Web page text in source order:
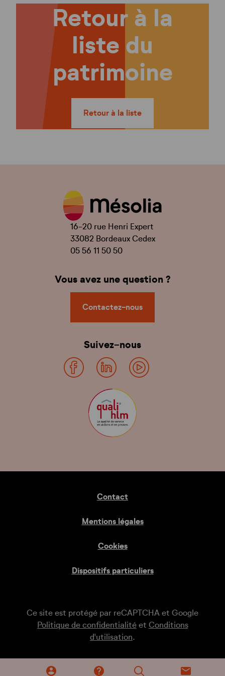
Retour à la
liste du
patrimoine
Retour à la liste
16-20 rue Henri Expert
33082 Bordeaux Cedex
05 56 11 50 50
Vous avez une question ?
Contactez-nous
Suivez-nous
Contact
Mentions légales
Cookies
Dispositifs particuliers
Ce site est protégé par reCAPTCHA et Google
Politique de confidentialitéet Conditions
d'utilisation.